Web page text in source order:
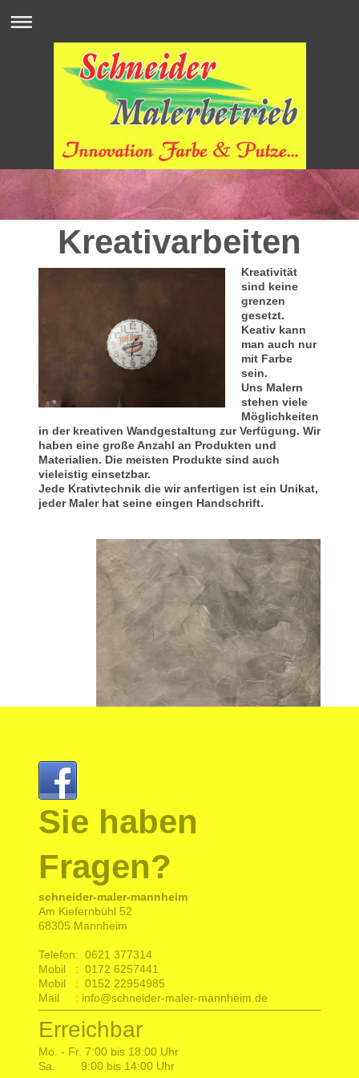
Kreativarbeiten
Kreativität
sind keine
grenzen
gesetzt.
Keativ kann
man auch nur
mit Farbe
sein.
Uns Malern
stehen viele
Möglichkeiten
in der kreativen Wandgestaltung zur Verfügung. Wir
haben eine große Anzahl an Produkten und
Materialien. Die meisten Produkte sind auch
vieleistig einsetzbar.
Jede Krativtechnik die wir anfertigen ist ein Unikat,
jeder Maler hat seine eingen Handschrift.
Sie haben
Fragen?
schneider-maler-mannheim
Am Kiefernbühl 52
68305 Mannheim
Telefon: 0621 377314
Mobil : 0172 6257441
Mobil : 0152 22954985
Mail : info@schneider-maler-mannheim.de
Erreichbar
Mo. - Fr. 7:00 bis 18:00 Uhr
Sa. 9:00 bis 14:00 Uhr